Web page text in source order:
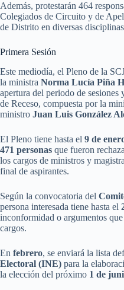
Además, protestarán 464
Colegiados de Circuito y de
de Distrito en diversas
Primera Sesión
Este mediodía, el Pleno de la
la ministra Norma Lucía Piña
apertura del periodo de
de Receso, compuesta por la
ministro Juan Luis González
El Pleno tiene hasta el 9 de
471 personas que fueron
los cargos de ministros y
final de aspirantes.
Según la convocatoria del
persona interesada tiene hasta el
inconformidad o argumentos
cargos.
En febrero, se enviará la lista
Electoral (INE) para la
la elección del próximo 1 de